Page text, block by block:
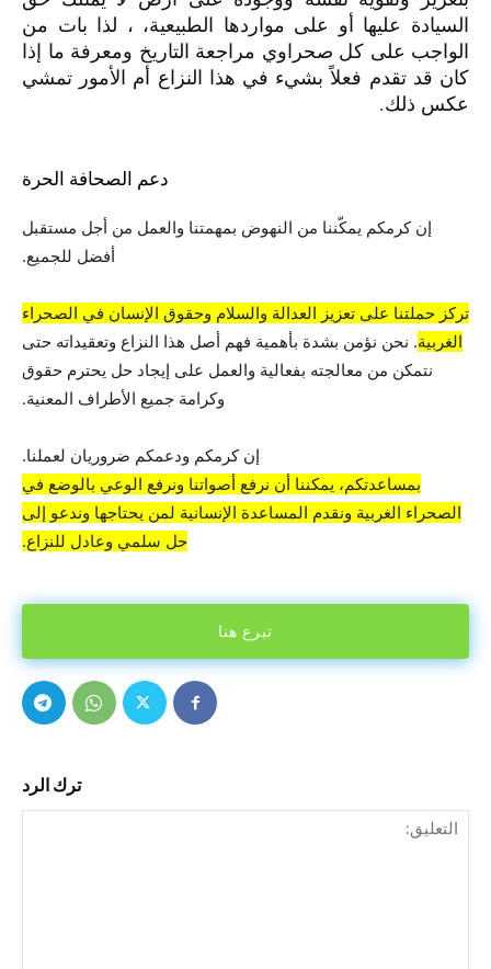
السيادة عليها أو على مواردها الطبيعية، ، لذا بات من
الواجب على كل صحراوي مراجعة التاريخ ومعرفة ما إذا
كان قد تقدم فعلاً بشيء في هذا النزاع أم الأمور تمشي
عكس ذلك.
دعم الصحافة الحرة
إن كرمكم يمكّننا من النهوض بمهمتنا والعمل من أجل مستقبل
أفضل للجميع.
تركز حملتنا على تعزيز العدالة والسلام وحقوق الإنسان في الصحراء
الغربية. نحن نؤمن بشدة بأهمية فهم أصل هذا النزاع وتعقيداته حتى
نتمكن من معالجته بفعالية والعمل على إيجاد حل يحترم حقوق
وكرامة جميع الأطراف المعنية.
إن كرمكم ودعمكم ضروريان لعملنا.
بمساعدتكم، يمكننا أن نرفع أصواتنا ونرفع الوعي بالوضع في
الصحراء الغربية ونقدم المساعدة الإنسانية لمن يحتاجها وندعو إلى
حل سلمي وعادل للنزاع.
تبرع هنا
ترك الرد